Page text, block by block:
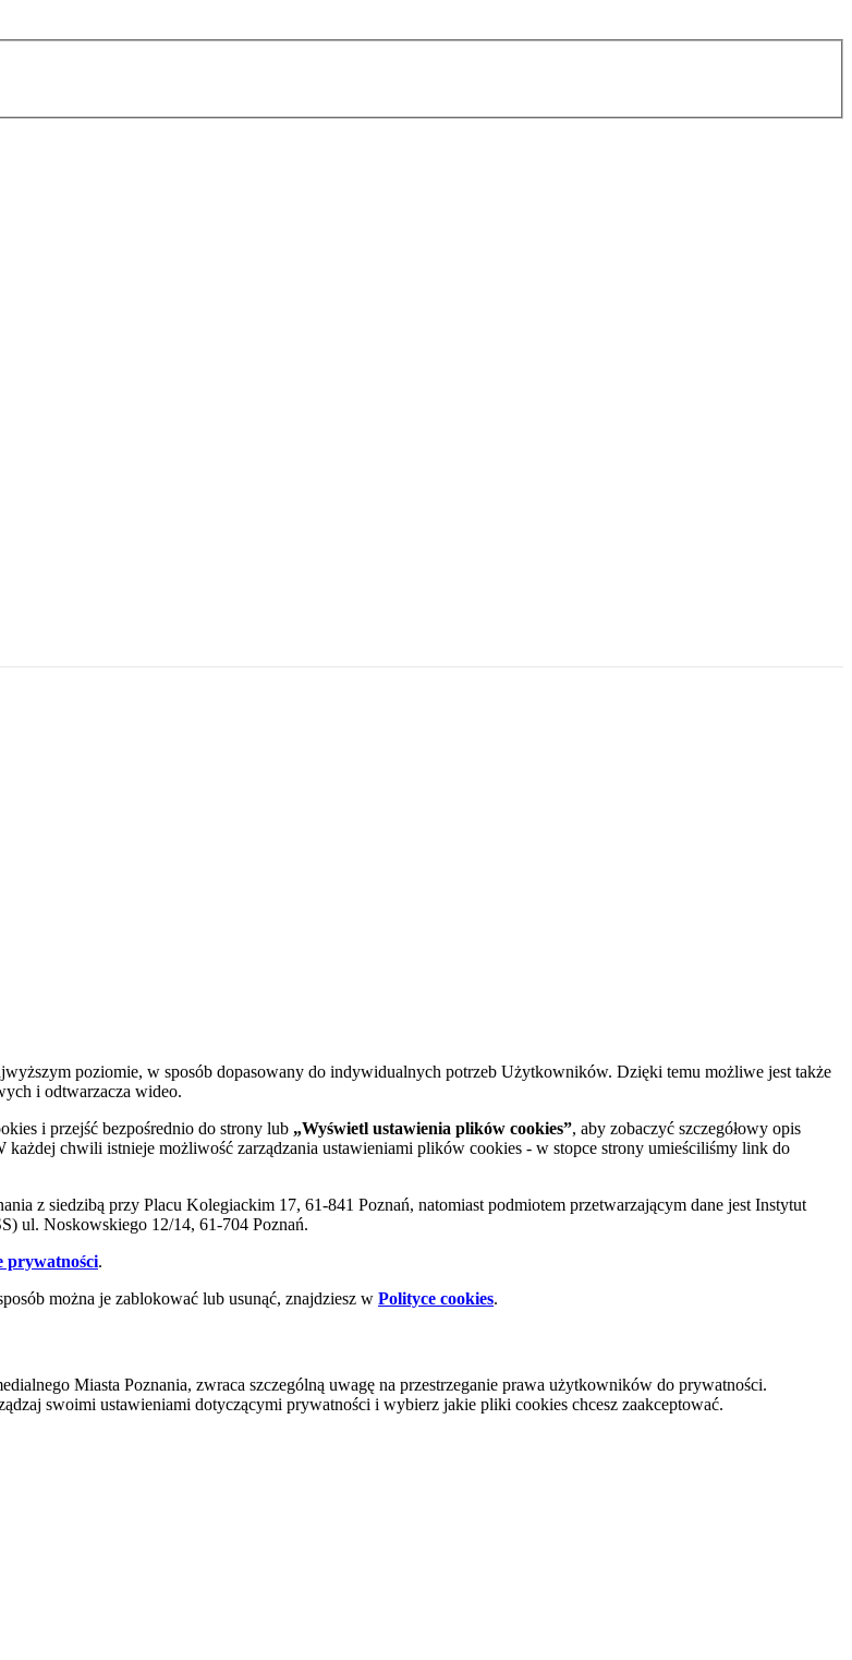
poziomie, w sposób dopasowany do indywidualnych potrzeb Użytkowników. Dzięki temu możliwe jest także
i odtwarzacza wideo.
i przejść bezpośrednio do strony lub „Wyświetl ustawienia plików cookies”, aby zobaczyć szczegółowy opis
chwili istnieje możliwość zarządzania ustawieniami plików cookies - w stopce strony umieściliśmy link do
z siedzibą przy Placu Kolegiackim 17, 61-841 Poznań, natomiast podmiotem przetwarzającym dane jest Instytut
ul. Noskowskiego 12/14, 61-704 Poznań.
prywatności.
można je zablokować lub usunąć, znajdziesz w Polityce cookies.
Miasta Poznania, zwraca szczególną uwagę na przestrzeganie prawa użytkowników do prywatności.
swoimi ustawieniami dotyczącymi prywatności i wybierz jakie pliki cookies chcesz zaakceptować.